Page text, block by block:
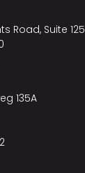
Road, Suite 125
135A